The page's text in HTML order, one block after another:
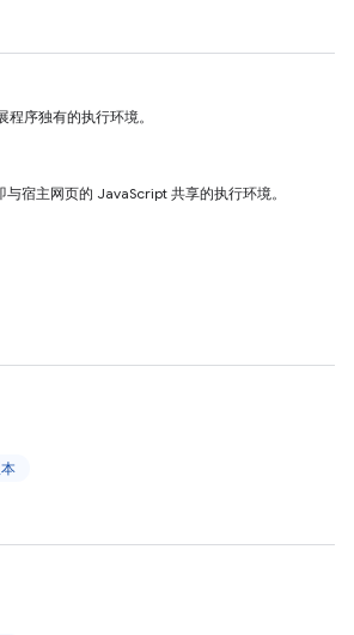
序独有的执行环境。
宿主网页的 JavaScript 共享的执行环境。